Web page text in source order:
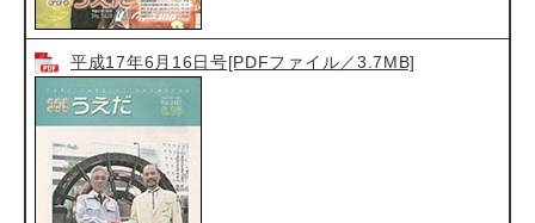
平成17年6月16日号[PDFファイル／3.7MB]